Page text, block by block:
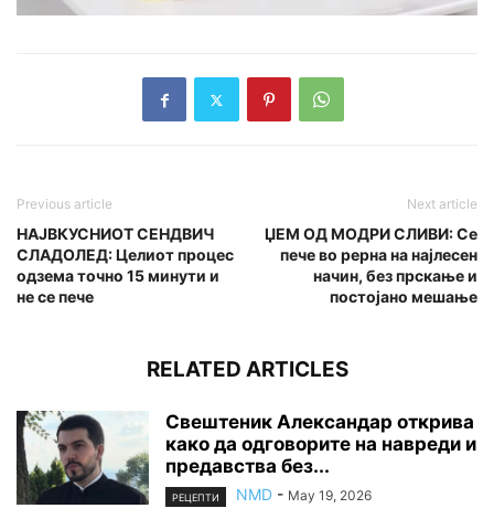
Previous article
НАЈВКУСНИОТ СЕНДВИЧ
СЛАДОЛЕД: Целиот процес
одзема точно 15 минути и
не се пече
Next article
ЏЕМ ОД МОДРИ СЛИВИ: Се
пече во рерна на најлесен
начин, без прскање и
постојано мешање
RELATED ARTICLES
Свештеник Александар открива
како да одговорите на навреди и
предавства без...
РЕЦЕПТИ NMD - May 19, 2026